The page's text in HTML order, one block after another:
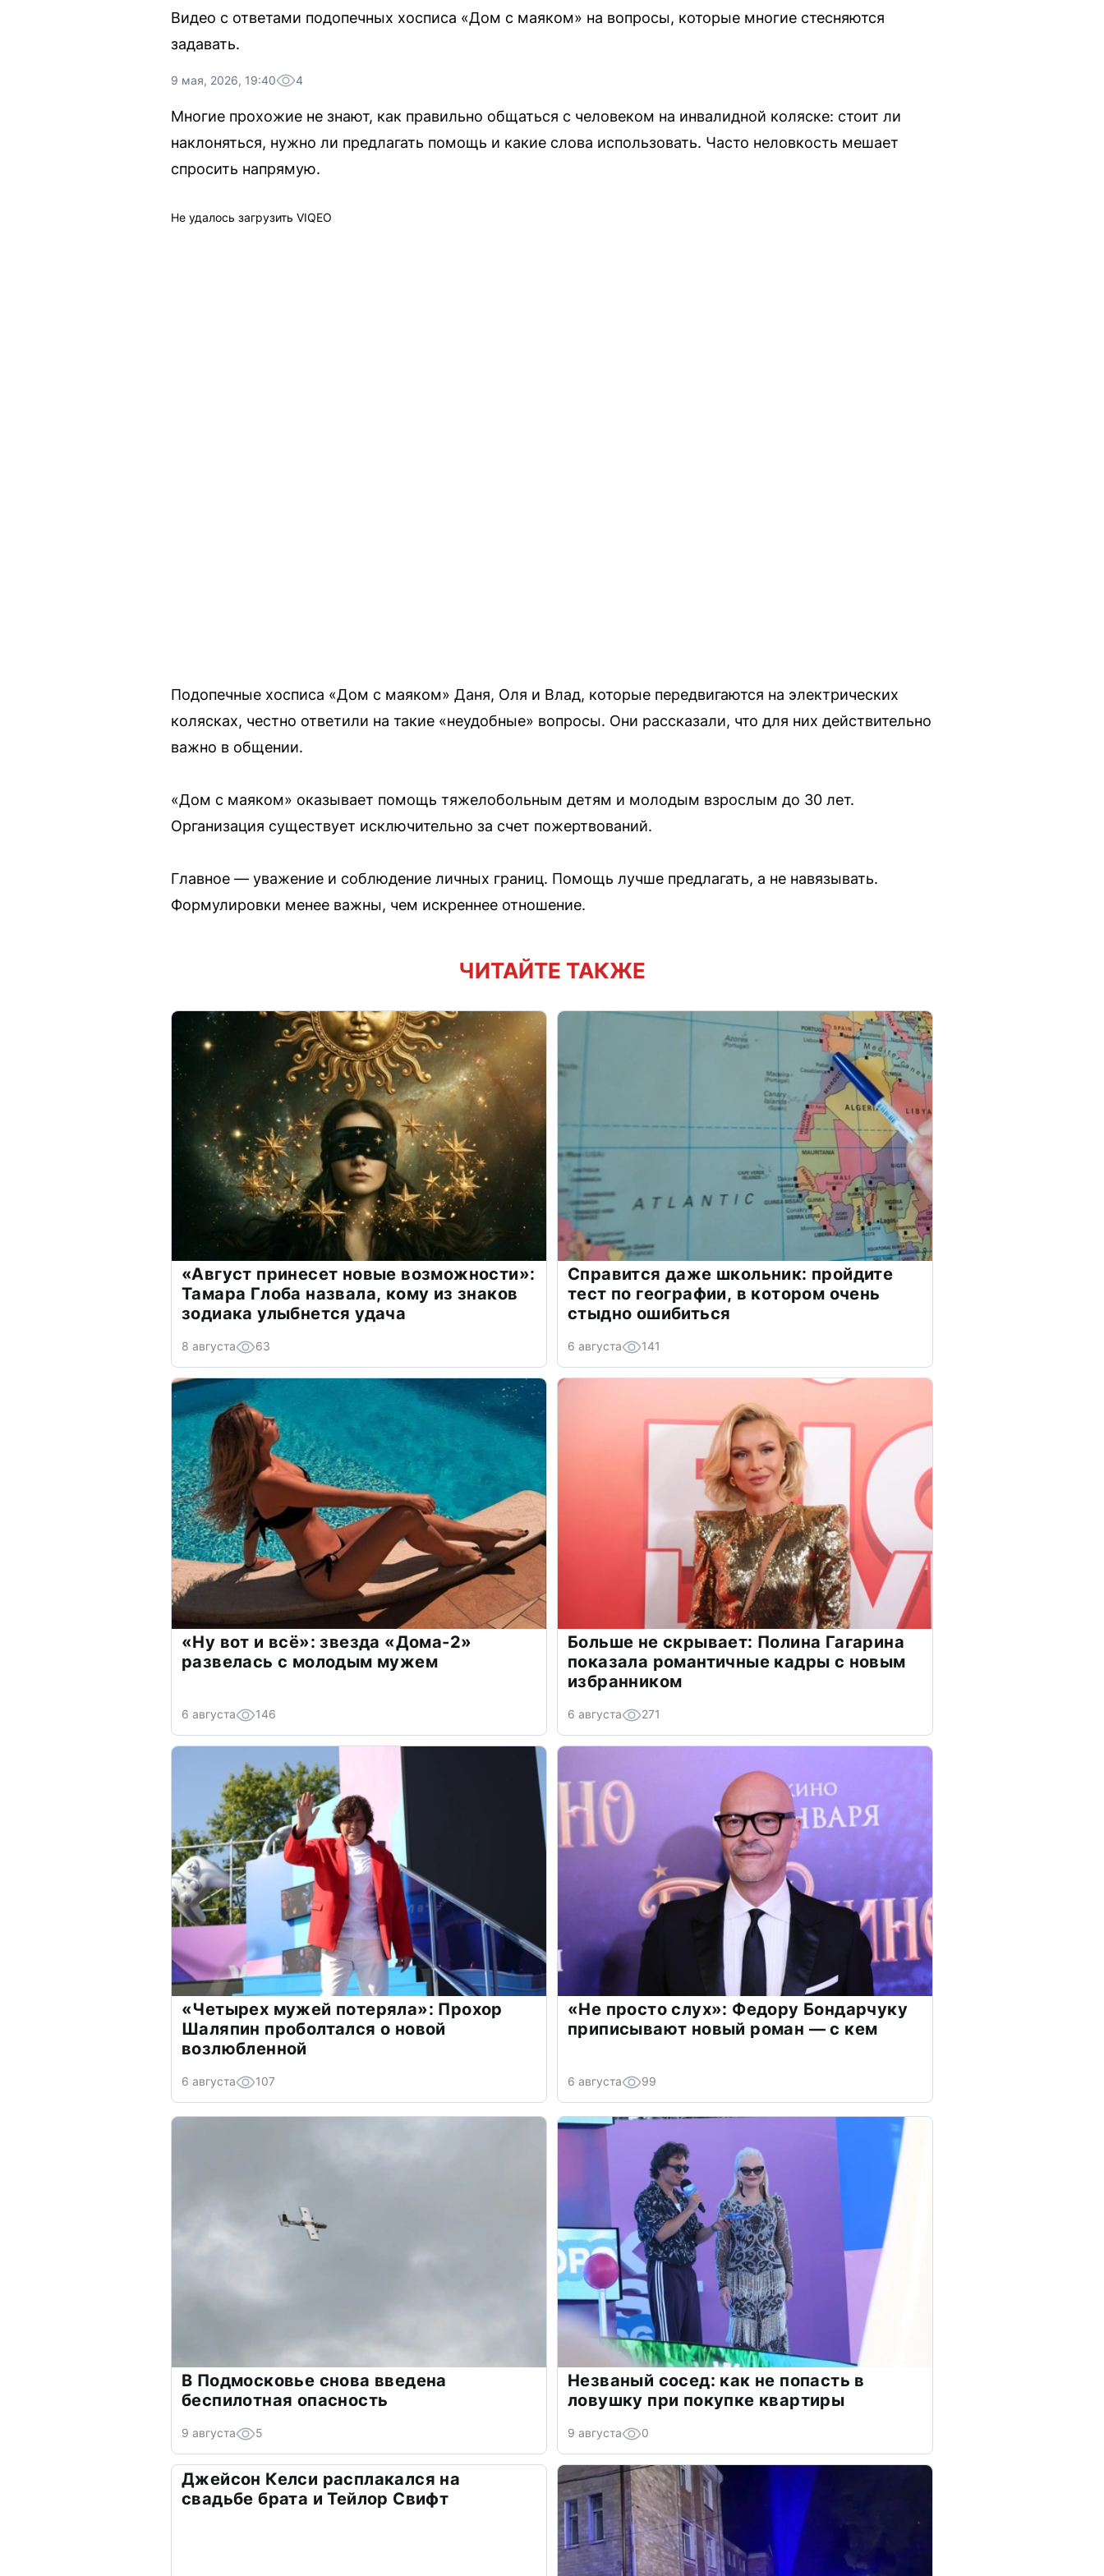
Видео с ответами подопечных хосписа «Дом с маяком» на вопросы, которые многие стесняются
задавать.
9 мая, 2026, 19:40 4
Многие прохожие не знают, как правильно общаться с человеком на инвалидной коляске: стоит ли
наклоняться, нужно ли предлагать помощь и какие слова использовать. Часто неловкость мешает
спросить напрямую.
Не удалось загрузить VIQEO
Подопечные хосписа «Дом с маяком» Даня, Оля и Влад, которые передвигаются на электрических
колясках, честно ответили на такие «неудобные» вопросы. Они рассказали, что для них действительно
важно в общении.
«Дом с маяком» оказывает помощь тяжелобольным детям и молодым взрослым до 30 лет.
Организация существует исключительно за счет пожертвований.
Главное — уважение и соблюдение личных границ. Помощь лучше предлагать, а не навязывать.
Формулировки менее важны, чем искреннее отношение.
ЧИТАЙТЕ ТАКЖЕ
«Август принесет новые возможности»:
Тамара Глоба назвала, кому из знаков
зодиака улыбнется удача
8 августа 63
Справится даже школьник: пройдите
тест по географии, в котором очень
стыдно ошибиться
6 августа 141
«Ну вот и всё»: звезда «Дома-2»
развелась с молодым мужем
6 августа 146
Больше не скрывает: Полина Гагарина
показала романтичные кадры с новым
избранником
6 августа 271
«Четырех мужей потеряла»: Прохор
Шаляпин проболтался о новой
возлюбленной
6 августа 107
«Не просто слух»: Федору Бондарчуку
приписывают новый роман — с кем
6 августа 99
В Подмосковье снова введена
беспилотная опасность
9 августа 5
Незваный сосед: как не попасть в
ловушку при покупке квартиры
9 августа 0
Джейсон Келси расплакался на
свадьбе брата и Тейлор Свифт